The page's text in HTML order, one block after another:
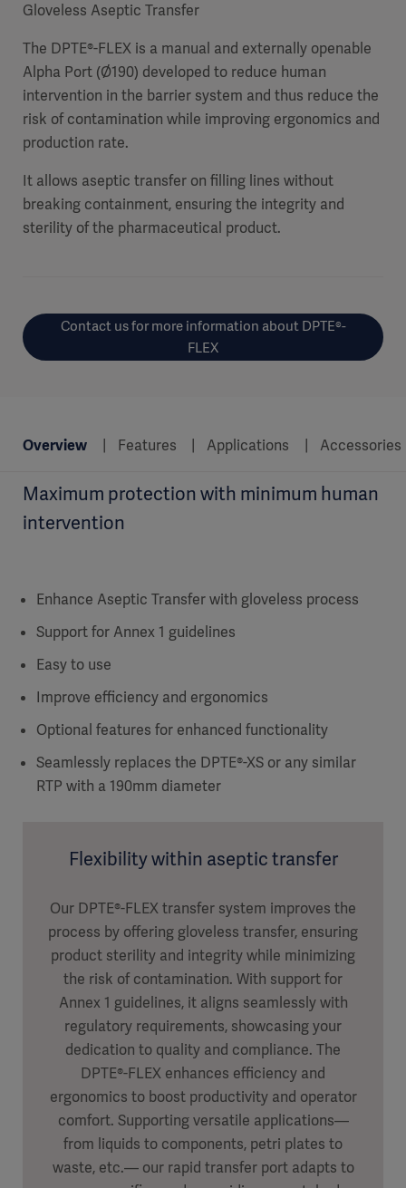
Gloveless Aseptic Transfer
The DPTE®-FLEX is a manual and externally openable
Alpha Port (Ø190) developed to reduce human
intervention in the barrier system and thus reduce the
risk of contamination while improving ergonomics and
production rate.
It allows aseptic transfer on filling lines without
breaking containment, ensuring the integrity and
sterility of the pharmaceutical product.
Contact us for more information about DPTE®-
FLEX
Overview Features Applications Accessories
Maximum protection with minimum human
intervention
Enhance Aseptic Transfer with gloveless process
Support for Annex 1 guidelines
Easy to use
Improve efficiency and ergonomics
Optional features for enhanced functionality
Seamlessly replaces the DPTE®-XS or any similar
RTP with a 190mm diameter
Flexibility within aseptic transfer
Our DPTE®-FLEX transfer system improves the
process by offering gloveless transfer, ensuring
product sterility and integrity while minimizing
the risk of contamination. With support for
Annex 1 guidelines, it aligns seamlessly with
regulatory requirements, showcasing your
dedication to quality and compliance. The
DPTE®-FLEX enhances efficiency and
ergonomics to boost productivity and operator
comfort. Supporting versatile applications—
from liquids to components, petri plates to
waste, etc.— our rapid transfer port adapts to